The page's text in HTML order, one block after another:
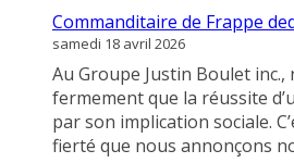
Commanditaire de Frappe
samedi 18 avril 2026
Au Groupe Justin Boulet inc.,
fermement que la réussite
par son implication sociale.
fierté que nous annonçons